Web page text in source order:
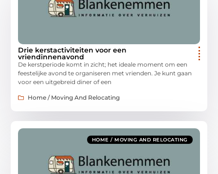
Drie kerstactiviteiten voor een
vriendinnenavond
De kerstperiode komt in zicht; het ideale moment om een
feestelijke avond te organiseren met vrienden. Je kunt gaan
voor een uitgebreid diner of een
Home / Moving And Relocating
HOME / MOVING AND RELOCATING